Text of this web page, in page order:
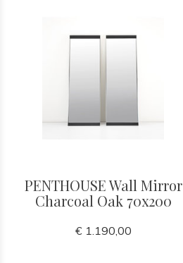
PENTHOUSE Wall Mirror
Charcoal Oak 70x200
€ 1.190,00